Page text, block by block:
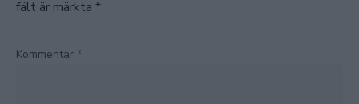
fält är märkta *
Kommentar *